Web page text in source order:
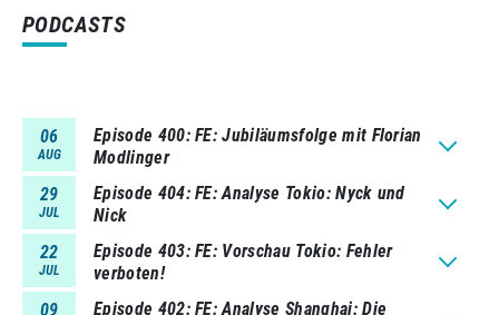
PODCASTS
06
AUG
Episode 400 FE: Jubiläumsfolge mit Florian
Modlinger
29
JUL
Episode 404 FE: Analyse Tokio: Nyck und
Nick
22
JUL
Episode 403 FE: Vorschau Tokio: Fehler
verboten!
09
Episode 402 FE: Analyse Shanghai: Die